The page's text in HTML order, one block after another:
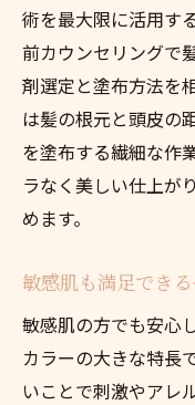
術を最大限に活用す
前カウンセリングで
剤選定と塗布方法を
は髪の根元と頭皮の
を塗布する繊細な作
ラなく美しい仕上が
めます。
敏感肌も満足でき
敏感肌の方でも安心
カラーの大きな特長
いことで刺激やアレ